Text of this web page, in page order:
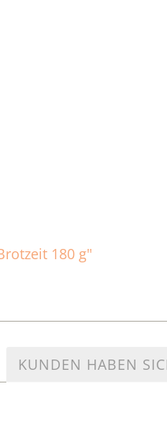
180 g"
KUNDEN HABEN